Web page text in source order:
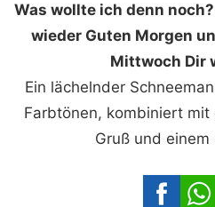
Was wollte ich denn
wieder Guten Morgen
Mittwoch Dir
Ein lächelnder
Farbtönen, kombiniert
Gruß und